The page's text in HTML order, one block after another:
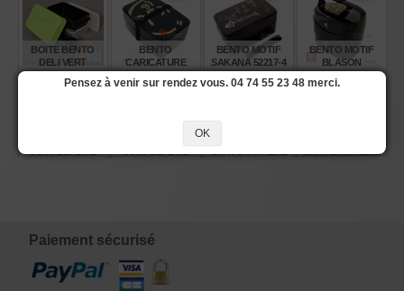
BOITE BENTO
DELI VERT
POMME
BENTO
CARICATURE
50552-8
BENTO MOTIF
SAKANA 52217-4
BENTO MOTIF
BLASON
JAPONAIS
CHRYSANTHEME
Paiement sécurisé
Pensez à venir sur rendez vous. 04 74 55 23 48 merci.
OK